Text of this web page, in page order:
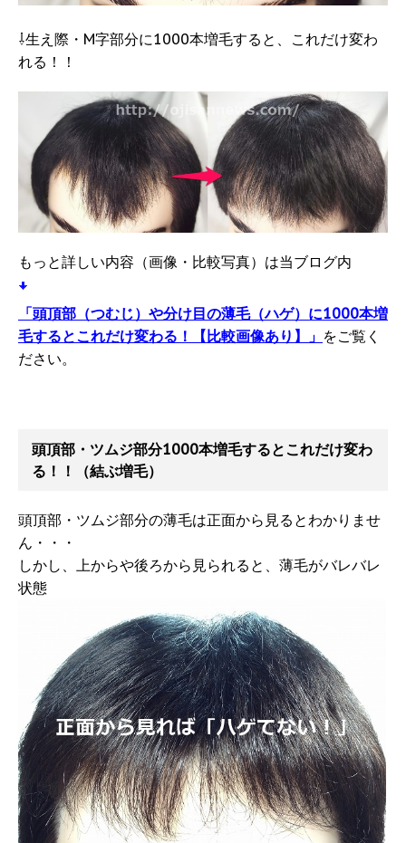
⇩生え際・M字部分に1000本増毛すると、これだけ変わ
れる！！
もっと詳しい内容（画像・比較写真）は当ブログ内
「頭頂部（つむじ）や分け目の薄毛（ハゲ）に1000本増
毛するとこれだけ変わる！【比較画像あり】」 をご覧く
ださい。
頭頂部・ツムジ部分1000本増毛するとこれだけ変わ
る！！（結ぶ増毛）
頭頂部・ツムジ部分の薄毛は正面から見るとわかりませ
ん・・・
しかし、上からや後ろから見られると、薄毛がバレバレ
状態